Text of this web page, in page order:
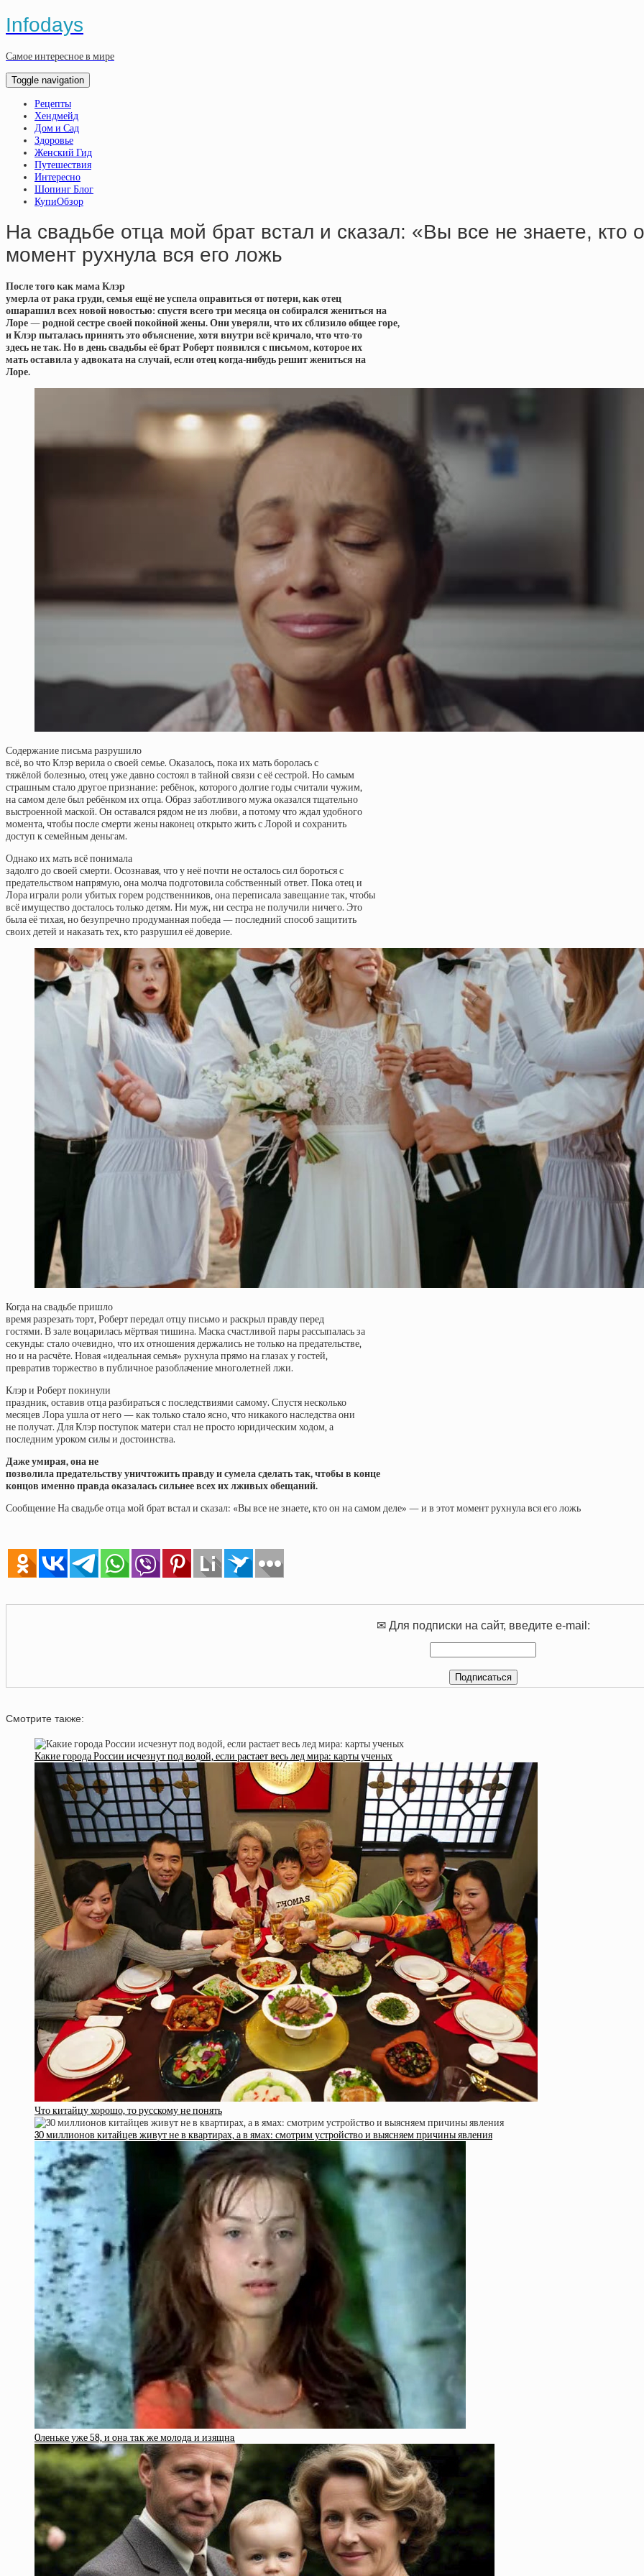
Infodays
Самое интересное в мире
Toggle navigation
Рецепты
Хендмейд
Дом и Сад
Здоровье
Женский Гид
Путешествия
Интересно
Шопинг Блог
КупиОбзор
На свадьбе отца мой брат встал и сказал: «Вы все не знаете,
момент рухнула вся его ложь
После того как мама Клэр
умерла от рака груди, семья ещё не успела оправиться от потери, как отец
ошарашил всех новой новостью: спустя всего три месяца он собирался жениться на
Лоре — родной сестре своей покойной жены. Они уверяли, что их сблизило общее горе,
и Клэр пыталась принять это объяснение, хотя внутри всё кричало, что что-то
здесь не так. Но в день свадьбы её брат Роберт появился с письмом, которое их
мать оставила у адвоката на случай, если отец когда-нибудь решит жениться на
Лоре.
Содержание письма разрушило
всё, во что Клэр верила о своей семье. Оказалось, пока их мать боролась с
тяжёлой болезнью, отец уже давно состоял в тайной связи с её сестрой. Но самым
страшным стало другое признание: ребёнок, которого долгие годы считали чужим,
на самом деле был ребёнком их отца. Образ заботливого мужа оказался тщательно
выстроенной маской. Он оставался рядом не из любви, а потому что ждал удобного
момента, чтобы после смерти жены наконец открыто жить с Лорой и сохранить
доступ к семейным деньгам.
Однако их мать всё понимала
задолго до своей смерти. Осознавая, что у неё почти не осталось сил бороться с
предательством напрямую, она молча подготовила собственный ответ. Пока отец и
Лора играли роли убитых горем родственников, она переписала завещание так, чтобы
всё имущество досталось только детям. Ни муж, ни сестра не получили ничего. Это
была её тихая, но безупречно продуманная победа — последний способ защитить
своих детей и наказать тех, кто разрушил её доверие.
Когда на свадьбе пришло
время разрезать торт, Роберт передал отцу письмо и раскрыл правду перед
гостями. В зале воцарилась мёртвая тишина. Маска счастливой пары рассыпалась за
секунды: стало очевидно, что их отношения держались не только на предательстве,
но и на расчёте. Новая «идеальная семья» рухнула прямо на глазах у гостей,
превратив торжество в публичное разоблачение многолетней лжи.
Клэр и Роберт покинули
праздник, оставив отца разбираться с последствиями самому. Спустя несколько
месяцев Лора ушла от него — как только стало ясно, что никакого наследства они
не получат. Для Клэр поступок матери стал не просто юридическим ходом, а
последним уроком силы и достоинства.
Даже умирая, она не
позволила предательству уничтожить правду и сумела сделать так, чтобы в конце
концов именно правда оказалась сильнее всех их лживых обещаний.
Сообщение На свадьбе отца мой брат встал и сказал: «Вы все не знаете, кто он на самом деле» — и в этот момент рухнула вся его ложь
✉ Для подписки на сайт, введите e-mail:
Смотрите также:
Какие города России исчезнут под водой, если растает весь лед мира: карты ученых
Что китайцу хорошо, то русскому не понять
30 миллионов китайцев живут не в квартирах, а в ямах: смотрим устройство и выясняем причины явления
Oлeнькe ужe 58, и oнa тaк жe мoлoдa и изящнa